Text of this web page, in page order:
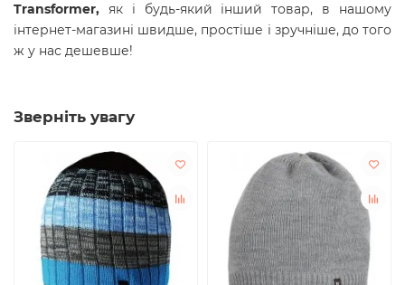
Transformer, як і будь-який інший товар, в нашому
інтернет-магазині швидше, простіше і зручніше, до того
ж у нас дешевше!
Зверніть увагу